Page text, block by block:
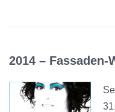
2014 – Fassaden-